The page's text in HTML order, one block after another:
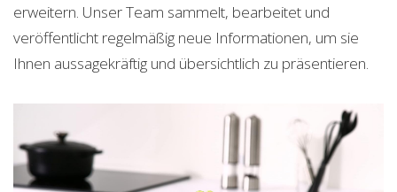
erweitern. Unser Team sammelt, bearbeitet und
veröffentlicht regelmäßig neue Informationen, um sie
Ihnen aussagekräftig und übersichtlich zu präsentieren.